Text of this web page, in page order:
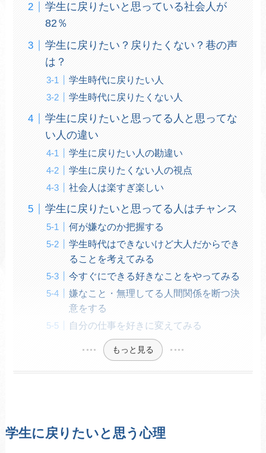
学生に戻りたいと思っている社会人が
82％
学生に戻りたい？戻りたくない？巷の声
は？
学生時代に戻りたい人
学生時代に戻りたくない人
学生に戻りたいと思ってる人と思ってな
い人の違い
学生に戻りたい人の勘違い
学生に戻りたくない人の視点
社会人は楽すぎ楽しい
学生に戻りたいと思ってる人はチャンス
何が嫌なのか把握する
学生時代はできないけど大人だからでき
ることを考えてみる
今すぐにできる好きなことをやってみる
嫌なこと・無理してる人間関係を断つ決
意をする
自分の仕事を好きに変えてみる
もっと見る
学生に戻りたいと思う心理